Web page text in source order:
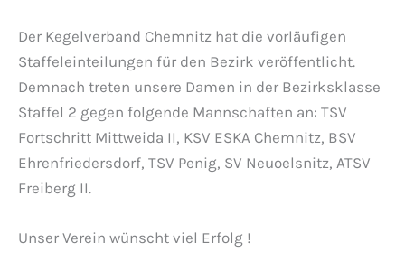
Der Kegelverband Chemnitz hat die vorläufigen
Staffeleinteilungen für den Bezirk veröffentlicht.
Demnach treten unsere Damen in der Bezirksklasse
Staffel 2 gegen folgende Mannschaften an: TSV
Fortschritt Mittweida II, KSV ESKA Chemnitz, BSV
Ehrenfriedersdorf, TSV Penig, SV Neuoelsnitz, ATSV
Freiberg II.
Unser Verein wünscht viel Erfolg !